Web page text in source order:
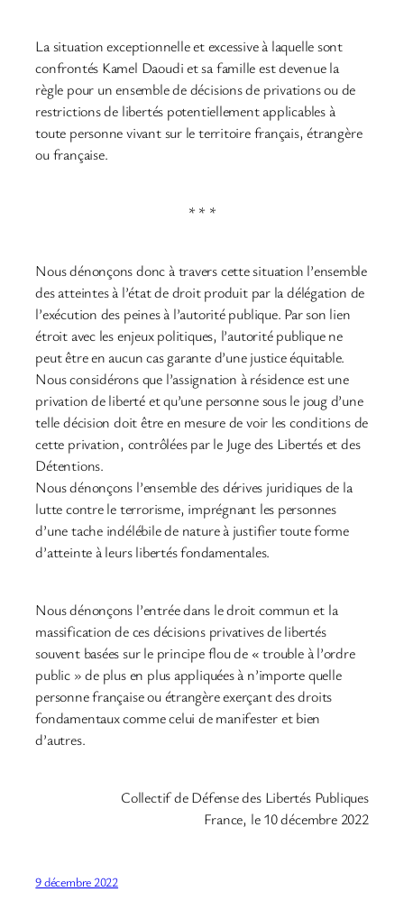
La situation exceptionnelle et excessive à laquelle sont
confrontés Kamel Daoudi et sa famille est devenue la
règle pour un ensemble de décisions de privations ou de
restrictions de libertés potentiellement applicables à
toute personne vivant sur le territoire français, étrangère
ou française.
* * *
Nous dénonçons donc à travers cette situation l’ensemble
des atteintes à l’état de droit produit par la délégation de
l’exécution des peines à l’autorité publique. Par son lien
étroit avec les enjeux politiques, l’autorité publique ne
peut être en aucun cas garante d’une justice équitable.
Nous considérons que l’assignation à résidence est une
privation de liberté et qu’une personne sous le joug d’une
telle décision doit être en mesure de voir les conditions de
cette privation, contrôlées par le Juge des Libertés et des
Détentions.
Nous dénonçons l’ensemble des dérives juridiques de la
lutte contre le terrorisme, imprégnant les personnes
d’une tache indélébile de nature à justifier toute forme
d’atteinte à leurs libertés fondamentales.
Nous dénonçons l’entrée dans le droit commun et la
massification de ces décisions privatives de libertés
souvent basées sur le principe flou de « trouble à l’ordre
public » de plus en plus appliquées à n’importe quelle
personne française ou étrangère exerçant des droits
fondamentaux comme celui de manifester et bien
d’autres.
Collectif de Défense des Libertés Publiques
France, le 10 décembre 2022
9 décembre 2022